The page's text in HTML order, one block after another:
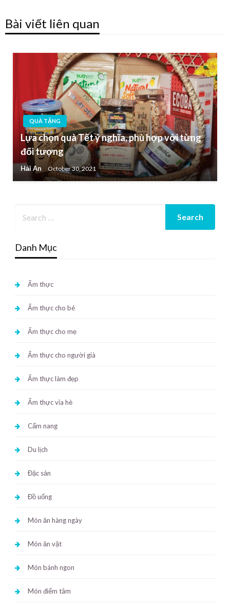
Bài viết liên quan
QUÀ TẶNG
Lựa chọn quà Tết ý nghĩa, phù hợp với từng
đối tượng
Hải An October 30, 2021
Danh Mục
Ẩm thực
Ẩm thực cho bé
Ẩm thực cho mẹ
Ẩm thực cho người già
Ẩm thực làm đẹp
Ẩm thực vỉa hè
Cẩm nang
Du lịch
Đặc sản
Đồ uống
Món ăn hàng ngày
Món ăn vặt
Món bánh ngon
Món điểm tâm